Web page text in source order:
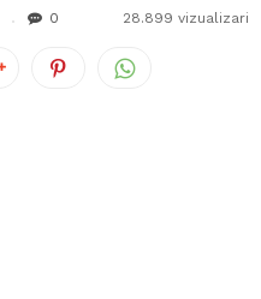
0 28.899 vizualizari